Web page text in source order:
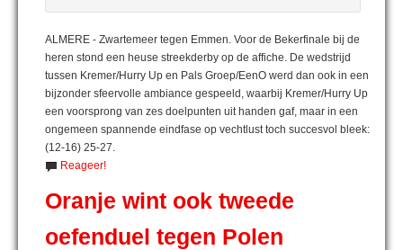
ALMERE - Zwartemeer tegen Emmen. Voor de Bekerfinale bij de
heren stond een heuse streekderby op de affiche. De wedstrijd
tussen Kremer/Hurry Up en Pals Groep/EenO werd dan ook in een
bijzonder sfeervolle ambiance gespeeld, waarbij Kremer/Hurry Up
een voorsprong van zes doelpunten uit handen gaf, maar in een
ongemeen spannende eindfase op vechtlust toch succesvol bleek:
(12-16) 25-27.
Reageer!
Oranje wint ook tweede
oefenduel tegen Polen